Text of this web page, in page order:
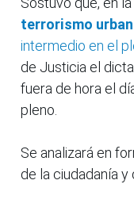
terrorismo
intermedio en el
de Justicia el
fuera de hora el
pleno.
Se analizará en
de la ciudadanía